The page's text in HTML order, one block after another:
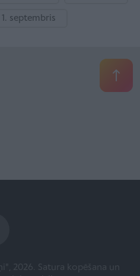
1. septembris
2026. Satura kopēšana un